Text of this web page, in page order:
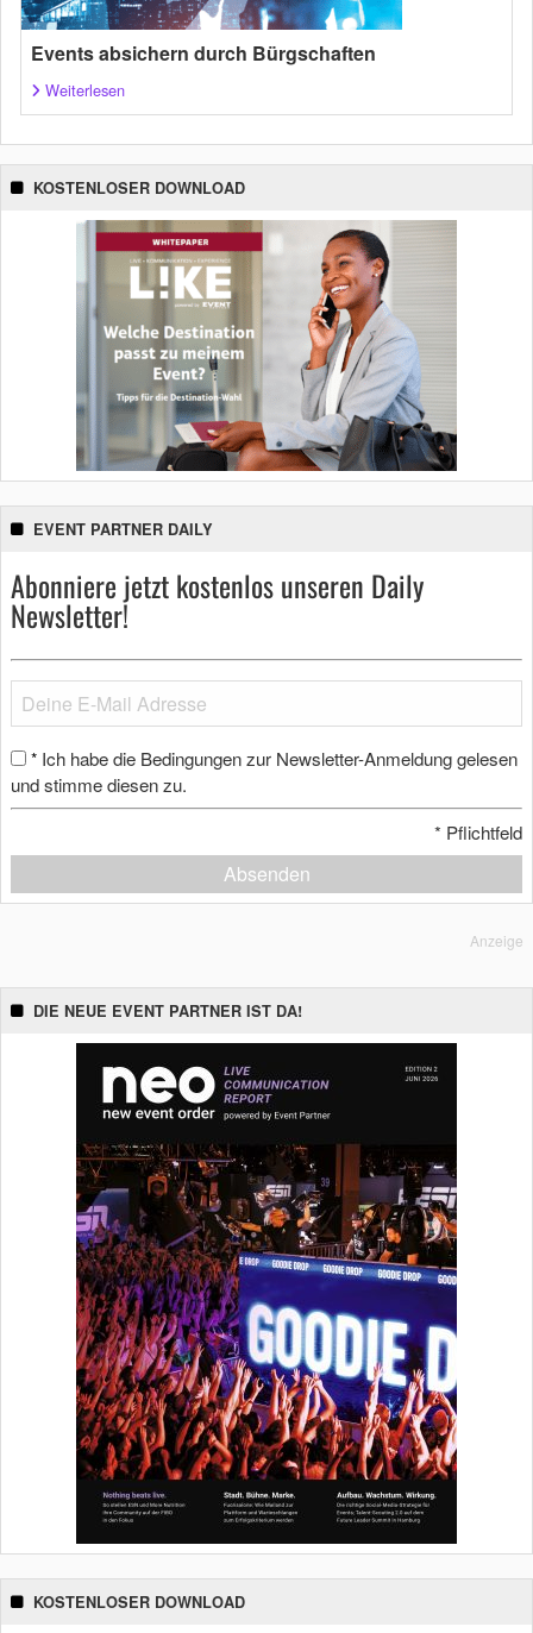
Events absichern durch Bürgschaften
Weiterlesen
KOSTENLOSER DOWNLOAD
EVENT PARTNER DAILY
Abonniere jetzt kostenlos unseren Daily
Newsletter!
* Ich habe die Bedingungen zur Newsletter-Anmeldung gelesen
und stimme diesen zu.
* Pflichtfeld
Absenden
Anzeige
DIE NEUE EVENT PARTNER IST DA!
KOSTENLOSER DOWNLOAD